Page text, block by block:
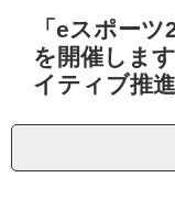
「eスポー
を開催しま
イティブ推進